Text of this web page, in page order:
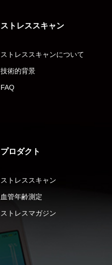
ストレススキャン
ストレススキャンについて
技術的背景
FAQ
プロダクト
ストレススキャン
血管年齢測定
ストレスマガジン